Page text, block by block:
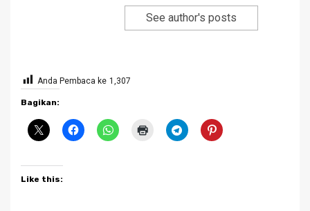
See author's posts
Anda Pembaca ke 1,307
Bagikan:
Like this: